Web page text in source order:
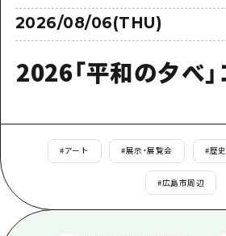
学び・体験
歴史・文化
自然
宮島周辺
山口県東部
日帰り
半日
1泊2日
山口県東部
愛媛県
島根県
施設の混雑状況の
手荷物預かり・配
HIROSHIMA
観光案内所
広島県を訪れる外
お問い合わせ
事業者・学校関係者
2026/08/06(THU)
2026「平和の夕べ
#アート #展示・展覧会 #歴
#広島市周辺